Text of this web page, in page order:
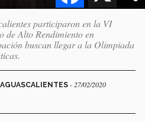
participaron en la VI
de Alto Rendimiento en
buscan llegar a la Olimpiada
- 27/02/2020